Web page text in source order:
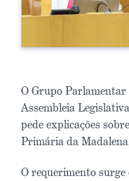
O Grupo Parlamentar
Assembleia
pede explicações
Primária da
O requerimento